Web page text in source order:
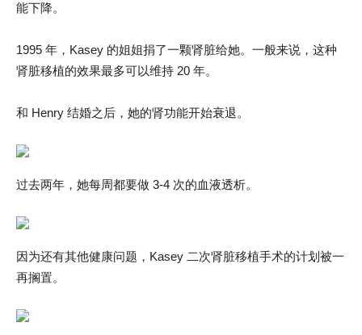
能下降。
1995 年，Kasey 的姐姐捐了一颗肾脏给她。一般来说，这种
肾脏移植的效果最多可以维持 20 年。
和 Henry 结婚之后，她的肾功能开始衰退。
过去两年，她每周都要做 3-4 次的血液透析。
因为还有其他健康问题，Kasey 二次肾脏移植手术的计划被一
再搁置。